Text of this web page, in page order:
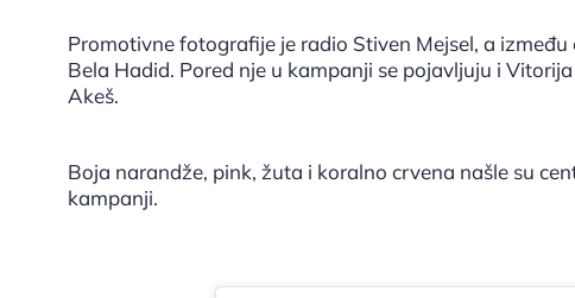
Promotivne fotografije je radio Stiven Mejsel, a
Bela Hadid. Pored nje u kampanji se pojavljuju i
Akeš.
Boja narandže, pink, žuta i koralno crvena našle su
kampanji.